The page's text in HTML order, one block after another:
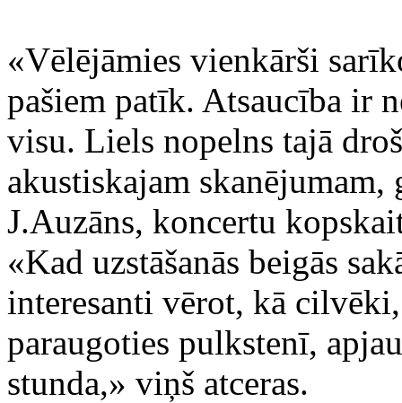
«Vēlējāmies vienkārši
pašiem patīk. Atsaucība ir
visu. Liels nopelns tajā
akustiskajam
J.Auzāns, koncertu
«Kad uzstāšanās beigās
interesanti vērot, kā
paraugoties pulkstenī,
stunda,» viņš atceras.